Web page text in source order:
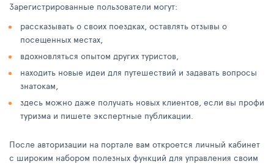
Зарегистрированные пользователи могут:
рассказывать о своих поездках, оставлять отзывы о
посещенных местах,
вдохновляться опытом других туристов,
находить новые идеи для путешествий и задавать вопросы
знатокам,
здесь можно даже получать новых клиентов, если вы профи
туризма и пишете экспертные публикации.
После авторизации на портале вам откроется личный кабинет
с широким набором полезных функций для управления своим